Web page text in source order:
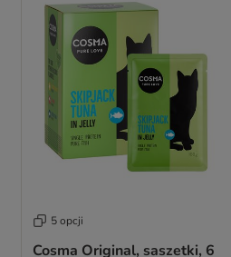
5 opcji
Cosma Original, saszetki, 6